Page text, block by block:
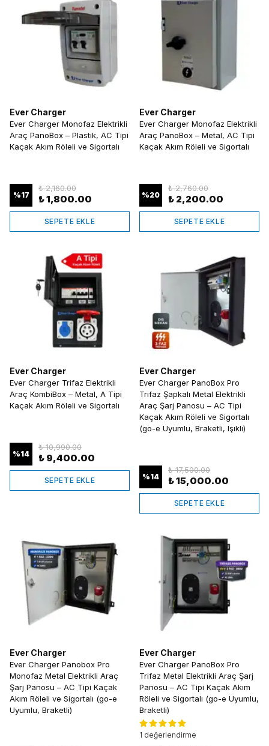
Ever Charger
Ever Charger Monofaz Elektrikli
Araç PanoBox – Plastik, AC Tipi
Kaçak Akım Röleli ve Sigortalı
%17
₺ 2,160.00
₺ 1,800.00
SEPETE EKLE
Ever Charger
Ever Charger Monofaz Elektrikli
Araç PanoBox – Metal, AC Tipi
Kaçak Akım Röleli ve Sigortalı
%20
₺ 2,760.00
₺ 2,200.00
SEPETE EKLE
Ever Charger
Ever Charger Trifaz Elektrikli
Araç KombiBox – Metal, A Tipi
Kaçak Akım Röleli ve Sigortalı
%14
₺ 10,990.00
₺ 9,400.00
SEPETE EKLE
Ever Charger
Ever Charger PanoBox Pro
Trifaz Şapkalı Metal Elektrikli
Araç Şarj Panosu – AC Tipi
Kaçak Akım Röleli ve Sigortalı
(go-e Uyumlu, Braketli, Işıklı)
%14
₺ 17,500.00
₺ 15,000.00
SEPETE EKLE
Ever Charger
Ever Charger Panobox Pro
Monofaz Metal Elektrikli Araç
Şarj Panosu – AC Tipi Kaçak
Akım Röleli ve Sigortalı (go-e
Uyumlu, Braketli)
Ever Charger
Ever Charger PanoBox Pro
Trifaz Metal Elektrikli Araç Şarj
Panosu – AC Tipi Kaçak Akım
Röleli ve Sigortalı (go-e Uyumlu,
Braketli)
1 değerlendirme